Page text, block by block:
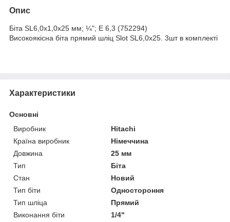
Опис
Біта SL6,0х1,0х25 мм; ¼"; E 6,3 (752294)
Високоякісна біта прямий шліц Slot SL6,0x25. 3шт в комплекті
Характеристики
Основні
Виробник
Hitachi
Країна виробник
Німеччина
Довжина
25 мм
Тип
Біта
Стан
Новий
Тип біти
Одностороння
Тип шліца
Прямий
Виконання біти
1/4"